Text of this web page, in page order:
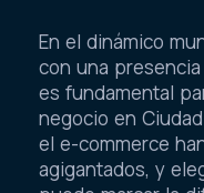
En el dinámico
con una
es fundamental
negocio en
el e-commerce
agigantados, y